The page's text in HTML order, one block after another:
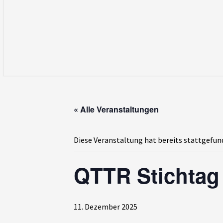
« Alle Veranstaltungen
Diese Veranstaltung hat bereits
QTTR Stichtag
11. Dezember 2025